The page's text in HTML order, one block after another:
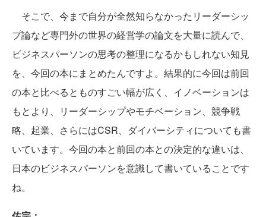
そこで、今まで自分が全然知らなかったリーダーシッ
プ論など専門外の世界の経営学の論文を大量に読んで、
ビジネスパーソンの思考の整理になるかもしれない知見
を、今回の本にまとめたんですよ。結果的に今回は前回
の本と比べるとものすごい幅が広く、イノベーションは
もとより、リーダーシップやモチベーション、競争戦
略、起業、さらにはCSR、ダイバーシティについても書
いています。今回の本と前回の本との決定的な違いは、
日本のビジネスパーソンを意識して書いていることです
ね。